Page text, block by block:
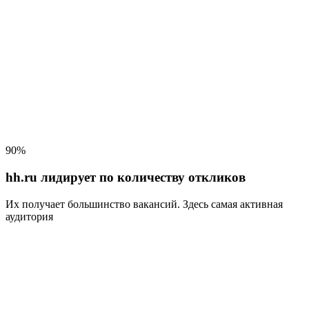
90%
hh.ru лидирует по количеству откликов
Их получает большинство вакансий. Здесь самая активная
аудитория